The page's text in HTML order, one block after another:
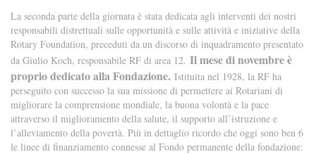
La seconda parte della giornata è stata dedicata agli interventi dei nostri
responsabili distrettuali sulle opportunità e sulle attività e iniziative della
Rotary Foundation, preceduti da un discorso di inquadramento presentato
da Giulio Koch, responsabile RF di area 12. Il mese di novembre è
proprio dedicato alla Fondazione. Istituita nel 1928, la RF ha
perseguito con successo la sua missione di permettere ai Rotariani di
migliorare la comprensione mondiale, la buona volontà e la pace
attraverso il miglioramento della salute, il supporto all’istruzione e
l’alleviamento della povertà. Più in dettaglio ricordo che oggi sono ben 6
le linee di finanziamento connesse al Fondo permanente della fondazione: